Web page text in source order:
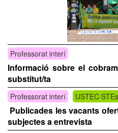
Professorat interí
Informació sobre el
substitut/ta
Professorat interí USTEC·STEs
Publicades les vacants
subjectes a entrevista